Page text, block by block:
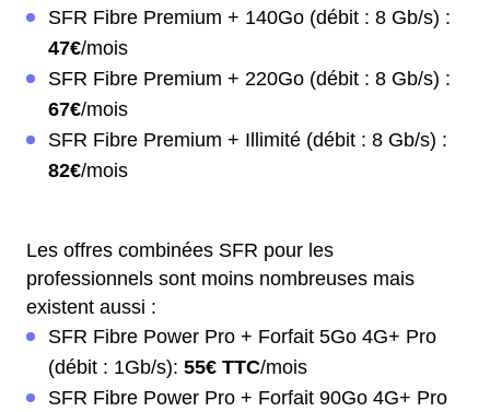
SFR Fibre Premium + 140Go (débit : 8 Gb/s) :
47€/mois
SFR Fibre Premium + 220Go (débit : 8 Gb/s) :
67€/mois
SFR Fibre Premium + Illimité (débit : 8 Gb/s) :
82€/mois
Les offres combinées SFR pour les
professionnels sont moins nombreuses mais
existent aussi :
SFR Fibre Power Pro + Forfait 5Go 4G+ Pro
(débit : 1Gb/s): 55€ TTC/mois
SFR Fibre Power Pro + Forfait 90Go 4G+ Pro